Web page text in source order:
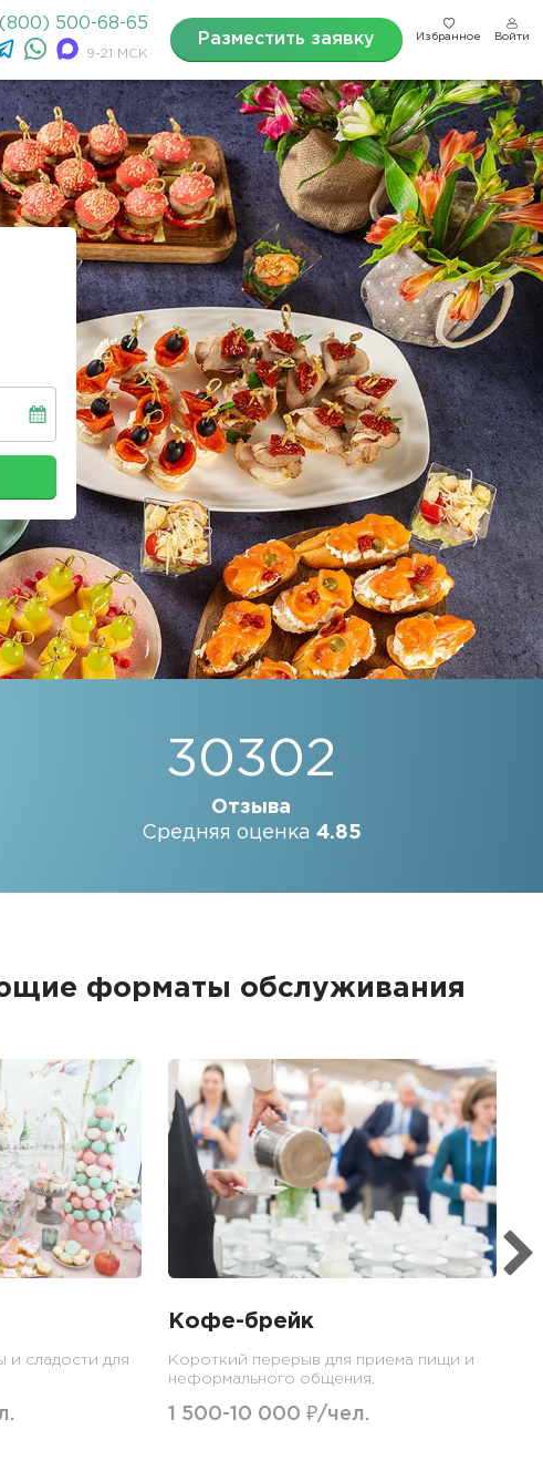
500-68-65
9-21 МСК
Разместить заявку Избранное Войти
30302
Отзыва
Средняя оценка 4.85
форматы обслуживания
и сладости для
Кофе-брейк
Короткий перерыв для приема пищи и
неформального общения.
1 500-10 000 ₽/чел.